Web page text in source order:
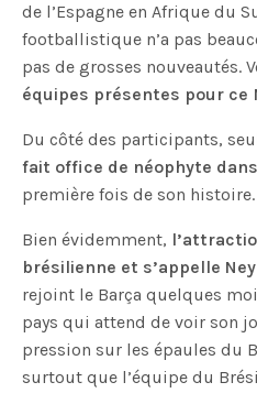
de l’Espagne en Afrique du
footballistique n’a pas
pas de grosses nouveautés.
équipes présentes pour ce
Du côté des participants,
fait office de néophyte
première fois de son histoire.
Bien évidemment,
brésilienne et s’appelle
rejoint le Barça quelques
pays qui attend de voir son
pression sur les épaules du
surtout que l’équipe du